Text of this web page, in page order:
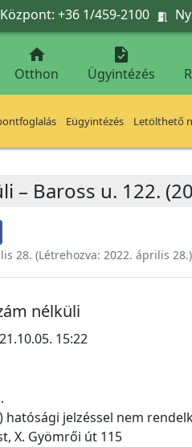
Központ: +36 1/459-2100 

Otthon

Ügyintézés
Eügyintézés Letölthető
– Baross u. 122.
28. (Létrehozva: 2022. április 28.)
nélküli
15:22
hatósági jelzéssel nem
X. Gyömrői út 115